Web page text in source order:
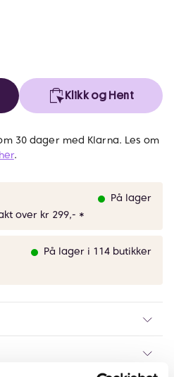
Klikk og Hent
30 dager med Klarna. Les om
her.
På lager
over kr 299,- *
På lager i 114 butikker